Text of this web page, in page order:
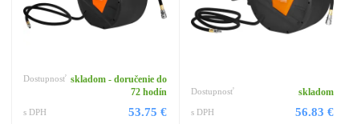
Dostupnosť skladom - doručenie do
72 hodín
s DPH 53.75 €
Dostupnosť skladom
s DPH 56.83 €